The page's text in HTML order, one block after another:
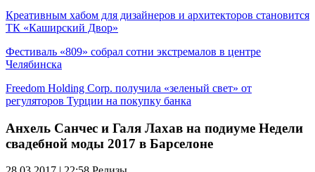
Креативным хабом для дизайнеров и архитекторов становится
ТК «Каширский Двор»
Фестиваль «809» собрал сотни экстремалов в центре
Челябинска
Freedom Holding Corp. получила «зеленый свет» от
регуляторов Турции на покупку банка
Анхель Санчес и Галя Лахав на подиуме Недели
свадебной моды 2017 в Барселоне